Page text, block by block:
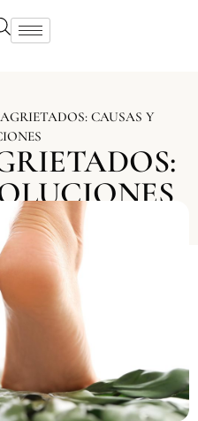
CAUSAS Y